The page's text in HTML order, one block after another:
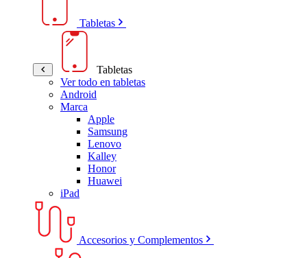
Tabletas
Tabletas
Ver todo en tabletas
Android
Marca
Apple
Samsung
Lenovo
Kalley
Honor
Huawei
iPad
Accesorios y Complementos